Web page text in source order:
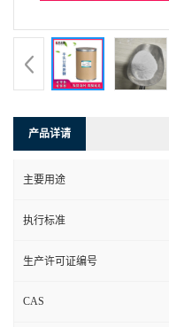
产品详请
主要用途
执行标准
生产许可证编号
CAS